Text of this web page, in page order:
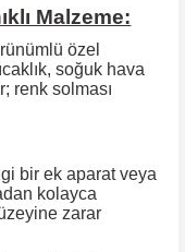
Malzeme:
özel
soğuk hava
renk solması
bir ek aparat veya
kolayca
zarar